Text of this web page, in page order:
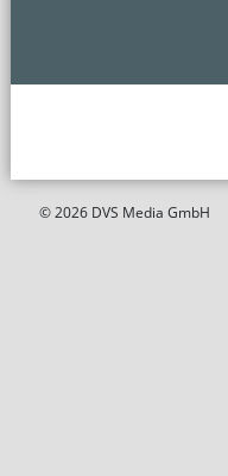
© 2026 DVS Media GmbH